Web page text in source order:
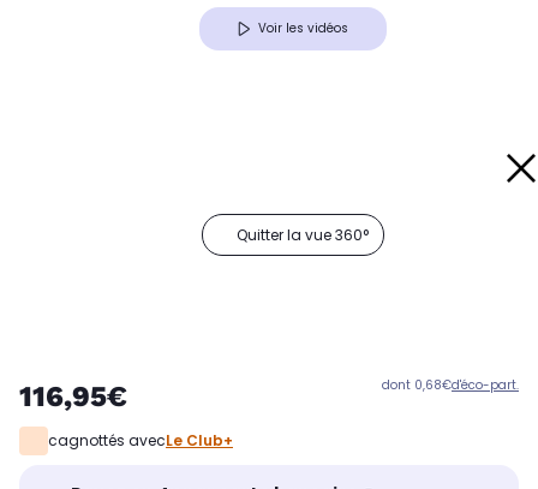
Voir les vidéos
Quitter la vue 360°
116,95€ dont 0,68€d'éco-part.
cagnottés avecLe Club+